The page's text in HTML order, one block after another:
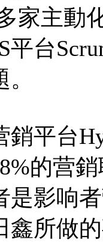
家主動
平台
銷平台
的营
是影响
鑫所做